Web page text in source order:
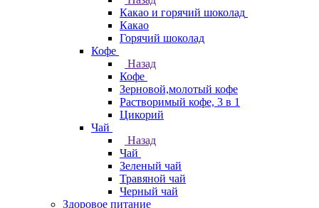
Какао и горячий шоколад
Какао
Горячий шоколад
Кофе
Назад
Кофе
Зерновой,молотый кофе
Растворимый кофе, 3 в 1
Цикорий
Чай
Назад
Чай
Зеленый чай
Травяной чай
Черный чай
Здоровое питание